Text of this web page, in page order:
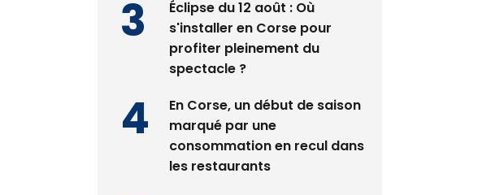
Éclipse du 12 août : Où
s'installer en Corse pour
profiter pleinement du
spectacle ?
En Corse, un début de saison
marqué par une
consommation en recul dans
les restaurants